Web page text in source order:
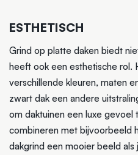
ESTHETISCH
Grind op platte daken biedt
heeft ook een esthetische rol.
verschillende kleuren, maten
zwart dak een andere
om daktuinen een luxe
combineren met bijvoorbeeld
dakgrind een mooier beeld